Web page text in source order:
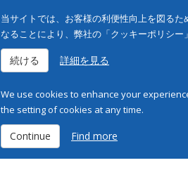
当サイトでは、お客様の利便性向上を図る
なることにより、弊社の「クッキーポリシ
続ける 詳細を見る
We use cookies to enhance your
the setting of cookies at any time.
Continue Find more